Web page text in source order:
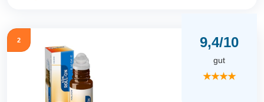
2 9,4/10
gut
★★★★